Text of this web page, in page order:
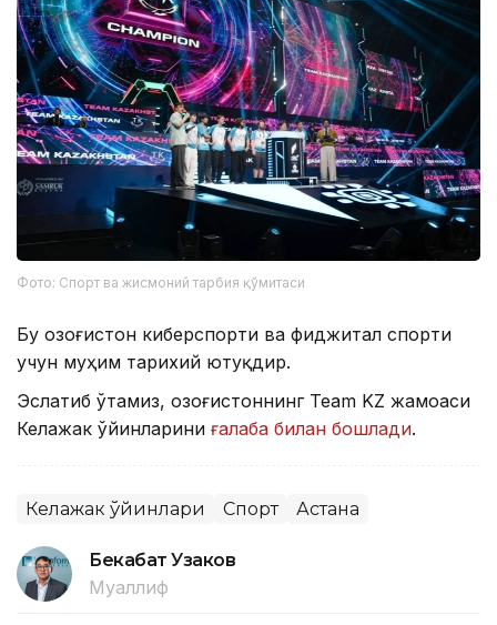
Фото: Спорт ва жисмоний тарбия қўмитаси
Бу Қозоғистон киберспорти ва фиджитал спорти
учун муҳим тарихий ютуқдир.
Эслатиб ўтамиз, Қозоғистоннинг Team KZ жамоаси
Келажак ўйинларини ғалаба билан бошлади.
Келажак ўйинлари Спорт Астана
Бекабат Узаков
Муаллиф